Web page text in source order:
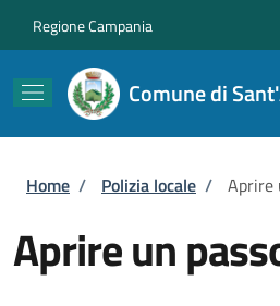
Regione Campania
Comune di
Briciole di pane
Home / Polizia locale / Aprire
Aprire un